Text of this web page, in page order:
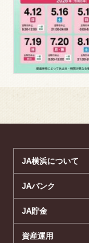
JA横浜について
JAバンク
JA貯金
資産運用